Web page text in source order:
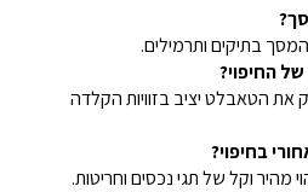
המסך בתיקים ותרמילים.
החיפוי?
הטאבלט יציב בזוויות הקלדה
בחיפוי?
מהיר וקל של תגי נכסים וחריטות.